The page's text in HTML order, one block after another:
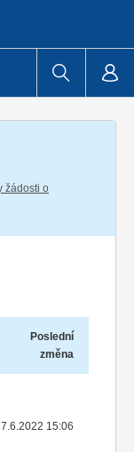
žádosti o
Poslední
změna
7.6.2022 15:06